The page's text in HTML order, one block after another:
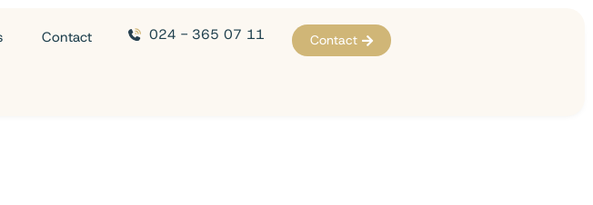
Contact 024 - 365 07 11 Contact